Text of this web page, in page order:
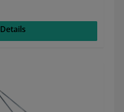
Details